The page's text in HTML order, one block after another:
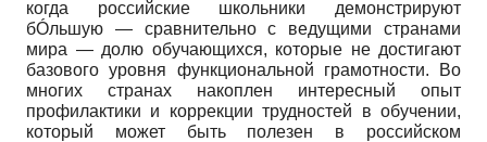
когда российские школьники демонстрируют
бÓльшую — сравнительно с ведущими странами
мира — долю обучающихся, которые не достигают
базового уровня функциональной грамотности. Во
многих странах накоплен интересный опыт
профилактики и коррекции трудностей в обучении,
который может быть полезен в российском